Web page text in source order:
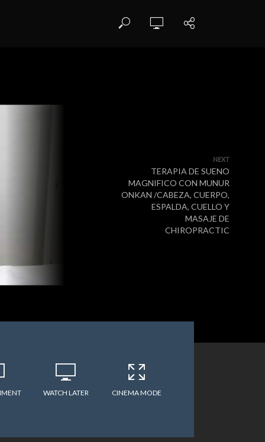
NEXT
TERAPIA DE SUENO
MAGNIFICO CON MUNUR
ONKAN /CABEZA, CUERPO,
ESPALDA, CUELLO Y
MASAJE DE
CHIROPRACTIC
WATCH LATER CINEMA MODE